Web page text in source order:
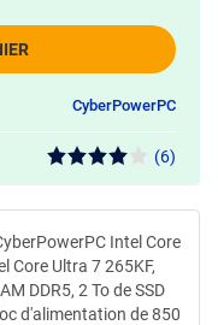
CyberPowerPC
(6)
Intel Core
Core Ultra 7 265KF,
DDR5, 2 To de SSD
d'alimentation de 850